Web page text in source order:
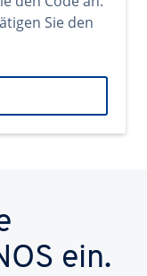
Sie den
ein.